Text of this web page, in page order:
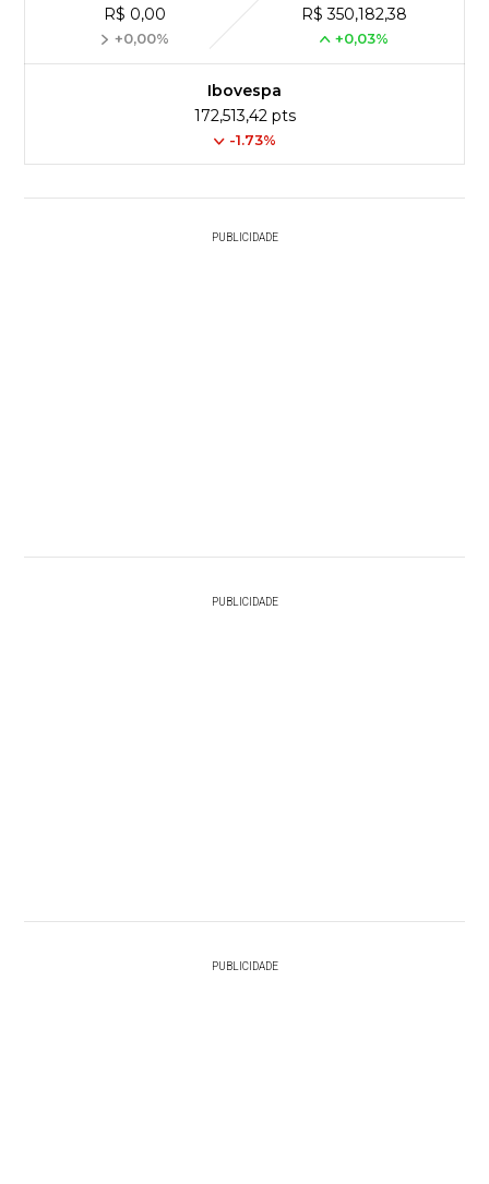
R$ 0,00
+0,00%
R$ 350,182,38
+0,03%
Ibovespa
172,513,42 pts
-1.73%
PUBLICIDADE
PUBLICIDADE
PUBLICIDADE